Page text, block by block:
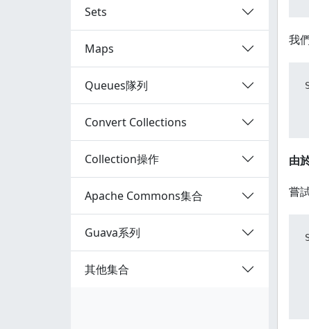
Sets
Maps
Queues隊列
Convert Collections
Collection操作
Apache Commons集合
Guava系列
其他集合
我
由
嘗